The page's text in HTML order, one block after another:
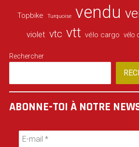
Topbike Turquoise vendu
violet vtc vtt vélo cargo vélo
Rechercher
ABONNE-TOI À NOTRE